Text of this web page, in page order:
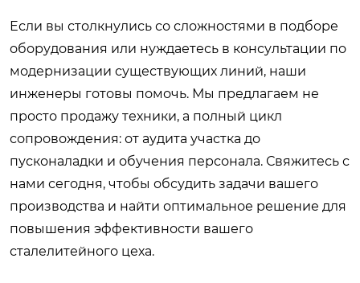
Если вы столкнулись со сложностями в подборе
оборудования или нуждаетесь в консультации по
модернизации существующих линий, наши
инженеры готовы помочь. Мы предлагаем не
просто продажу техники, а полный цикл
сопровождения: от аудита участка до
пусконаладки и обучения персонала. Свяжитесь с
нами сегодня, чтобы обсудить задачи вашего
производства и найти оптимальное решение для
повышения эффективности вашего
сталелитейного цеха.